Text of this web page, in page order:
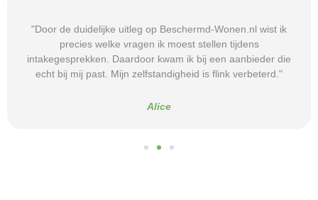
"Door de duidelijke uitleg op Beschermd-Wonen.nl wist ik
precies welke vragen ik moest stellen tijdens
intakegesprekken. Daardoor kwam ik bij een aanbieder die
echt bij mij past. Mijn zelfstandigheid is flink verbeterd."
Alice